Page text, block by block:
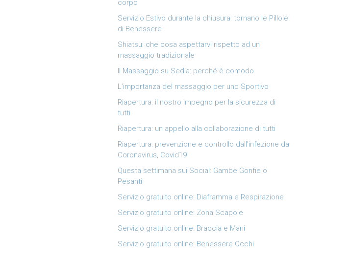
corpo
Servizio Estivo durante la chiusura: tornano le Pillole
di Benessere
Shiatsu: che cosa aspettarvi rispetto ad un
massaggio tradizionale
Il Massaggio su Sedia: perché è comodo
L’importanza del massaggio per uno Sportivo
Riapertura: il nostro impegno per la sicurezza di
tutti.
Riapertura: un appello alla collaborazione di tutti
Riapertura: prevenzione e controllo dall’infezione da
Coronavirus, Covid19
Questa settimana sui Social: Gambe Gonfie o
Pesanti
Servizio gratuito online: Diaframma e Respirazione
Servizio gratuito online: Zona Scapole
Servizio gratuito online: Braccia e Mani
Servizio gratuito online: Benessere Occhi